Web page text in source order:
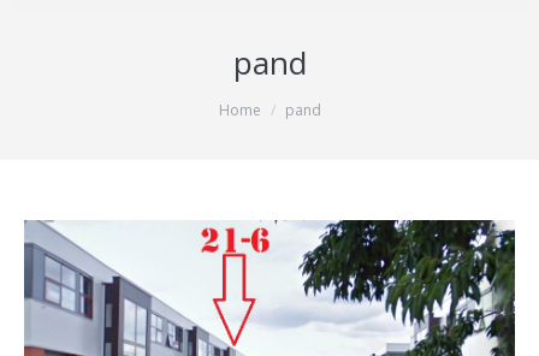
pand
Home pand